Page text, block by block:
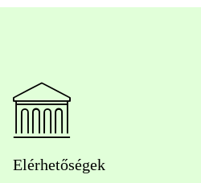
Elérhetőségek